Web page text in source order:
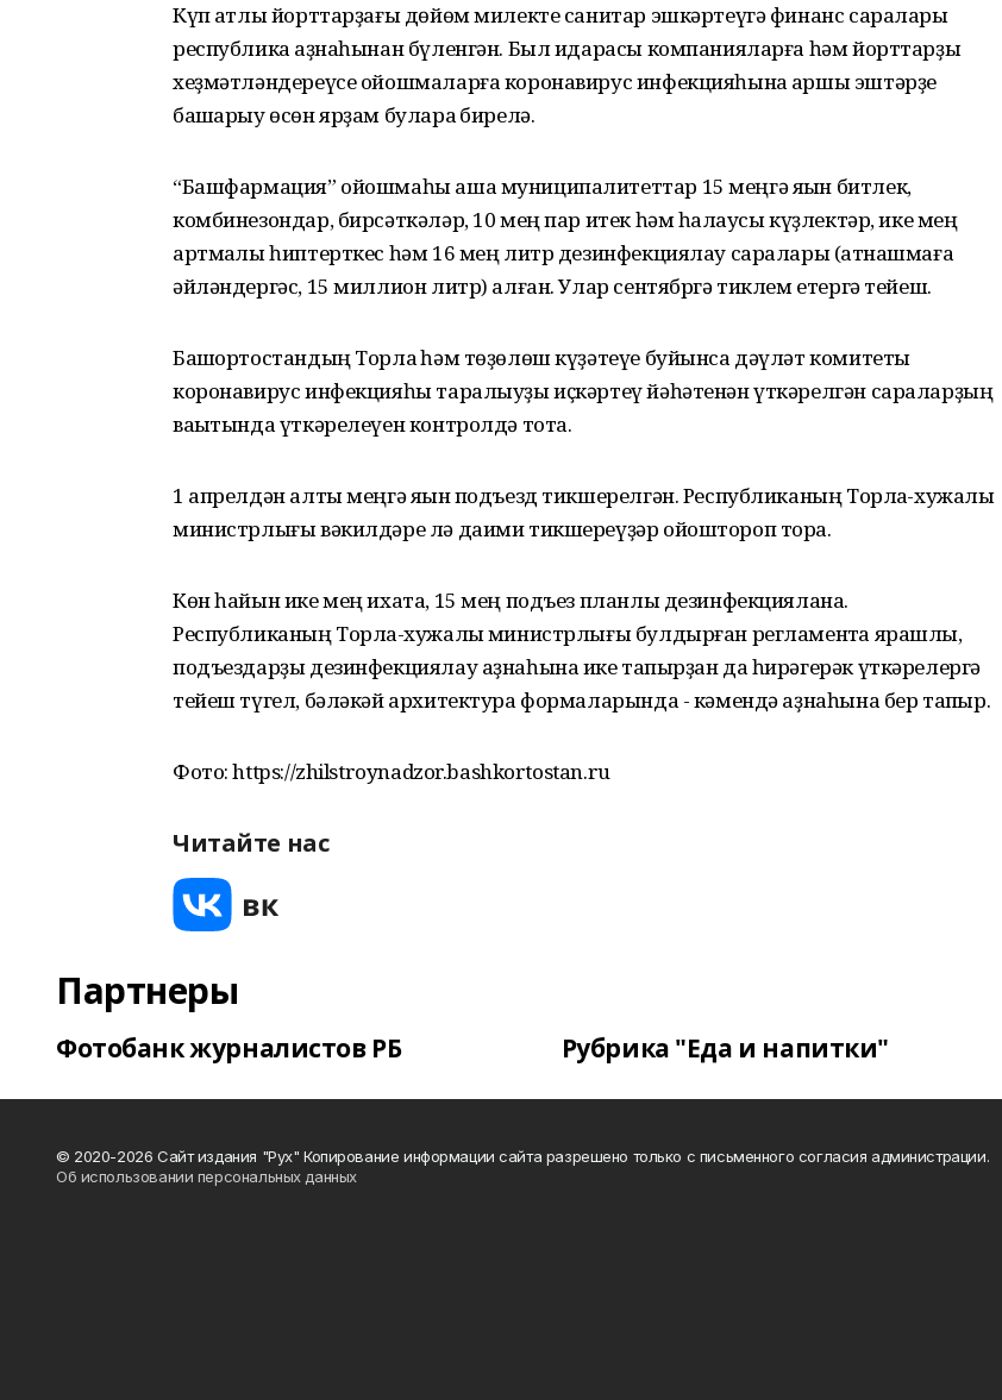
Күп ҡатлы йорттарҙағы дөйөм милекте санитар эшкәртеүгә финанс саралары
республика ҡаҙнаһынан бүленгән. Был идарасы компанияларға һәм йорттарҙы
хеҙмәтләндереүсе ойошмаларға коронавирус инфекцияһына ҡаршы эштәрҙе
башҡарыу өсөн ярҙам булараҡ бирелә.
“Башфармация” ойошмаһы аша муниципалитеттар 15 меңгә яҡын битлек,
комбинезондар, бирсәткәләр, 10 мең пар итек һәм һаҡлаусы күҙлектәр, ике мең
артмаҡлы һиптерткес һәм 16 мең литр дезинфекциялау саралары (ҡатнашмаға
әйләндергәс, 15 миллион литр) алған. Улар сентябргә тиклем етергә тейеш.
Башҡортостандың Торлаҡ һәм төҙөлөш күҙәтеүе буйынса дәүләт комитеты
коронавирус инфекцияһы таралыуҙы иҫкәртеү йәһәтенән үткәрелгән сараларҙың
ваҡытында үткәрелеүен контролдә тота.
1 апрелдән алты меңгә яҡын подъезд тикшерелгән. Республиканың Торлаҡ-хужалыҡ
министрлығы вәкилдәре лә даими тикшереүҙәр ойоштороп тора.
Көн һайын ике мең ихата, 15 мең подъез планлы дезинфекциялана.
Республиканың Торлаҡ-хужалыҡ министрлығы булдырған регламентҡа ярашлы,
подъездарҙы дезинфекциялау аҙнаһына ике тапҡырҙан да һирәгерәк үткәрелергә
тейеш түгел, бәләкәй архитектура формаларында - кәмендә аҙнаһына бер тапҡыр.
Фото: https://zhilstroynadzor.bashkortostan.ru
Читайте нас
Партнеры
Фотобанк журналистов РБ Рубрика "Еда и напитки"
© 2020-2026 Сайт издания "Рух" Копирование информации сайта разрешено только с письменного согласия администрации.
Об использовании персональных данных